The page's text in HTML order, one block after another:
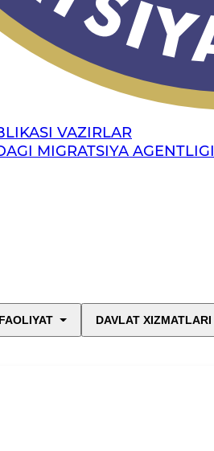
VAZIRLAR
MIGRATSIYA AGENTLIGI
FAOLIYAT DAVLAT XIZMATLARI